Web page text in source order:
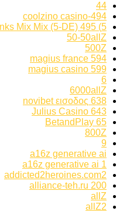
44
494-coolzino casino
5) 495 links Mix Mix (5-DE)
50-50allZ
500Z
594 magius france
599 magius casino
6
6000allZ
638 novibet εισοδος
643 Julius Casino
65 BetandPlay
800Z
9
a16z generative ai
a16z generative ai 1
addicted2heroines.com2
alliance-teh.ru 200
allZ
allZ2